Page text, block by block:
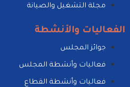
مجلة التشغيل والصيانة
الفعاليات والأنشطة
جوائز المجلس
فعاليات وأنشطة المجلس
فعاليات وأنشطة القطاع